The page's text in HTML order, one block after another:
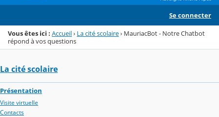
Se connecter
Vous êtes ici : Accueil› La cité scolaire› MauriacBot - Notre Chatbot
répond à vos questions
La cité scolaire
Présentation
Visite virtuelle
Contacts